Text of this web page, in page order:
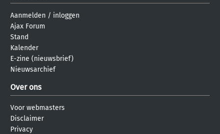
Aanmelden / inloggen
Ajax Forum
Stand
Kalender
E-zine (nieuwsbrief)
Nieuwsarchief
Over ons
Voor webmasters
Disclaimer
Privacy